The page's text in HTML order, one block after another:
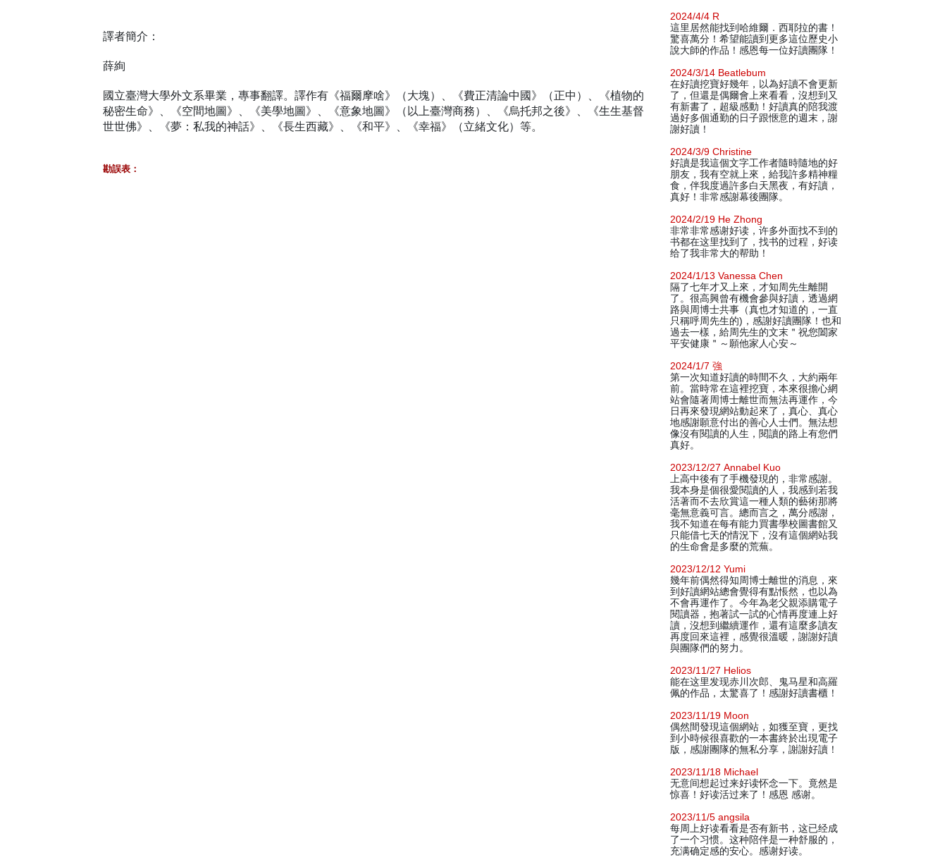
譯者簡介：
薛絢
國立臺灣大學外文系畢業，專事翻譯。譯作有《福爾摩啥》（大塊）、《費正清論中國》（正中）、《植物的
秘密生命》、《空間地圖》、《美學地圖》、《意象地圖》（以上臺灣商務）、《烏托邦之後》、《生生基督
世世佛》、《夢：私我的神話》、《長生西藏》、《和平》、《幸福》（立緒文化）等。
勘誤表：
2024/4/4 R
這里居然能找到哈維爾．西耶拉的書！
驚喜萬分！希望能讀到更多這位歷史小
說大師的作品！感恩每一位好讀團隊！
2024/3/14 Beatlebum
在好讀挖寶好幾年，以為好讀不會更新
了，但還是偶爾會上來看看，沒想到又
有新書了，超級感動！好讀真的陪我渡
過好多個通勤的日子跟愜意的週末，謝
謝好讀！
2024/3/9 Christine
好讀是我這個文字工作者隨時隨地的好
朋友，我有空就上來，給我許多精神糧
食，伴我度過許多白天黑夜，有好讀，
真好！非常感謝幕後團隊。
2024/2/19 He Zhong
非常非常感谢好读，许多外面找不到的
书都在这里找到了，找书的过程，好读
给了我非常大的帮助！
2024/1/13 Vanessa Chen
隔了七年才又上來，才知周先生離開
了。很高興曾有機會參與好讀，透過網
路與周博士共事（真也才知道的，一直
只稱呼周先生的)，感謝好讀團隊！也和
過去一樣，給周先生的文末＂祝您闔家
平安健康＂～願他家人心安～
2024/1/7 強
第一次知道好讀的時間不久，大約兩年
前。當時常在這裡挖寶，本來很擔心網
站會隨著周博士離世而無法再運作，今
日再來發現網站動起來了，真心、真心
地感謝願意付出的善心人士們。無法想
像沒有閱讀的人生，閱讀的路上有您們
真好。
2023/12/27 Annabel Kuo
上高中後有了手機發現的，非常感謝。
我本身是個很愛閱讀的人，我感到若我
活著而不去欣賞這一種人類的藝術那將
毫無意義可言。總而言之，萬分感謝，
我不知道在每有能力買書學校圖書館又
只能借七天的情況下，沒有這個網站我
的生命會是多麼的荒蕪。
2023/12/12 Yumi
幾年前偶然得知周博士離世的消息，來
到好讀網站總會覺得有點悵然，也以為
不會再運作了。今年為老父親添購電子
閱讀器，抱著試一試的心情再度連上好
讀，沒想到繼續運作，還有這麼多讀友
再度回來這裡，感覺很溫暖，謝謝好讀
與團隊們的努力。
2023/11/27 Helios
能在这里发现赤川次郎、鬼马星和高羅
佩的作品，太驚喜了！感謝好讀書櫃！
2023/11/19 Moon
偶然間發現這個網站，如獲至寶，更找
到小時候很喜歡的一本書終於出現電子
版，感謝團隊的無私分享，謝謝好讀！
2023/11/18 Michael
无意间想起过来好读怀念一下。竟然是
惊喜！好读活过来了！感恩 感谢。
2023/11/5 angsila
每周上好读看看是否有新书，这已经成
了一个习惯。这种陪伴是一种舒服的，
充满确定感的安心。感谢好读。